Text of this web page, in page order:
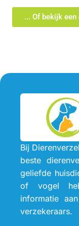
... Of bekijk
Bij
beste
geliefde
of vogel
informatie
verzekeraars.